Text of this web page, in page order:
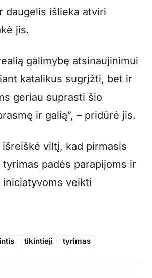
daugelis išlieka atviri
jis.
galimybę atsinaujinimui
katalikus sugrįžti, bet ir
geriau suprasti šio
ir galią“, – pridūrė jis.
išreiškė viltį, kad pirmasis
padės parapijoms ir
iniciatyvoms veikti
tikintieji tyrimas